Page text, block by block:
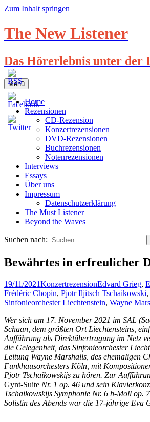
Zum Inhalt springen
The New Listener
Das Hörerlebnis unter der
Menü
Home
Rezensionen
CD-Rezension
Konzertrezensionen
DVD-Rezensionen
Buchrezensionen
Notenrezensionen
Interviews
Essays
Über uns
Impressum
Datenschutzerklärung
The Must Listener
Beyond the Waves
Suchen nach:
Bewährtes in erfreulicher
19/11/2021KonzertrezensionEdvard Grieg,
Frédéric Chopin, Pjotr Iljitsch Tschaikowski,
Sinfonieorchester Liechtenstein, Wayne
Wer sich am 17. November 2021 im SAL
Schaan, dem größten Ort Liechtensteins,
Aufführung als Direktübertragung im Netz
die Gelegenheit, das Sinfonieorchester
Leitung Wayne Marshalls, des ehemaligen
Funkhausorchesters Köln, mit
Pjotr Tschaikowskijs zu hören. Zur
Gynt-Suite Nr. 1 op. 46 und sein
Tschaikowskijs Symphonie Nr. 6 h-Moll op.
Solistin des Abends war die 17-jährige Eva